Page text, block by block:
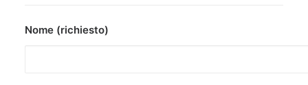
Nome (richiesto)